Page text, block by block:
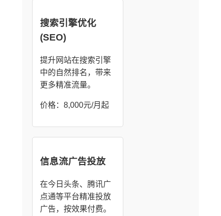
搜索引擎优化
(SEO)
提升网站在搜索引擎
中的自然排名，带来
更多精准流量。
价格：8,000元/月起
信息流广告投放
在今日头条、腾讯广
点通等平台精准投放
广告，按效果付费。